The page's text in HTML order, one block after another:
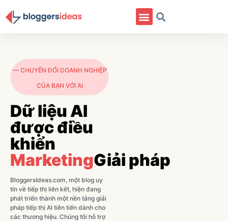
— CHUYỂN ĐỔI DOANH NGHIỆP
CỦA BẠN VỚI AI
Dữ liệu AI
được điều
khiển
MarketingGiải pháp
BloggersIdeas.com, một blog uy
tín về tiếp thị liên kết, hiện đang
phát triển thành một nền tảng giải
pháp tiếp thị AI tiên tiến dành cho
các thương hiệu. Chúng tôi hỗ trợ